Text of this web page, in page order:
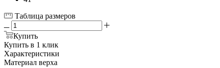
Таблица размеров
Купить
Купить в 1 клик
Характеристики
Материал верха